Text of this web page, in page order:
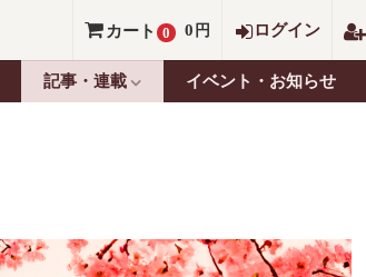
カート 0 0 円 ログイン
記事・連載 イベント・お知らせ